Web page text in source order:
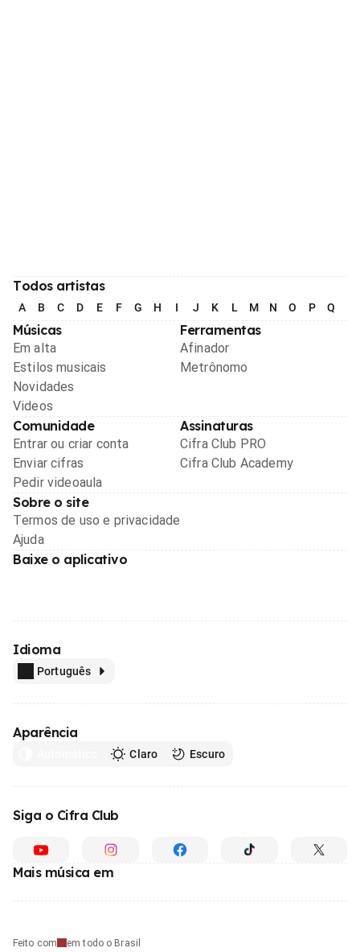
Todos artistas
A B C D E F G H I J K L M N O P Q
Músicas
Em alta
Estilos musicais
Novidades
Videos
Ferramentas
Afinador
Metrônomo
Comunidade
Entrar ou criar conta
Enviar cifras
Pedir videoaula
Assinaturas
Cifra Club PRO
Cifra Club Academy
Sobre o site
Termos de uso e privacidade
Ajuda
Baixe o aplicativo
Idioma
Português
Aparência
Claro Escuro
Siga o Cifra Club
Mais música em
Feito com
em todo o Brasil